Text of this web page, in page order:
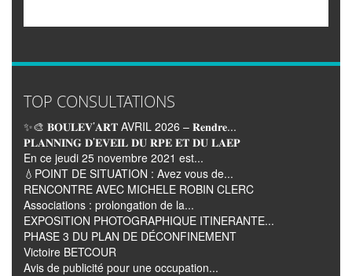
TOP CONSULTATIONS
✨🎨 𝐁𝐎𝐔𝐋𝐄𝐕’𝐀𝐑𝐓 AVRIL 2026 – 𝐑𝐞𝐧𝐝𝐫𝐞...
𝐏𝐋𝐀𝐍𝐍𝐈𝐍𝐆 𝐃’𝐄𝐕𝐄𝐈𝐋 𝐃𝐔 𝐑𝐏𝐄 𝐄𝐓 𝐃𝐔 𝐋𝐀𝐄𝐏
En ce jeudi 25 novembre 2021 est...
💧POINT DE SITUATION : Avez vous de...
RENCONTRE AVEC MICHELE ROBIN CLERC
Associations : prolongation de la...
EXPOSITION PHOTOGRAPHIQUE ITINERANTE...
PHASE 3 DU PLAN DE DÉCONFINEMENT
Victoire BETCOUR
Avis de publicité pour une occupation...